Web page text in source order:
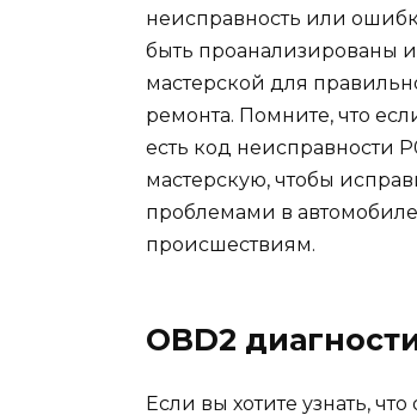
неисправность или
быть проанализированы
мастерской для
ремонта. Помните, что
есть код неисправности
мастерскую, чтобы
проблемами в
происшествиям.
OBD2
Если вы хотите узнать,